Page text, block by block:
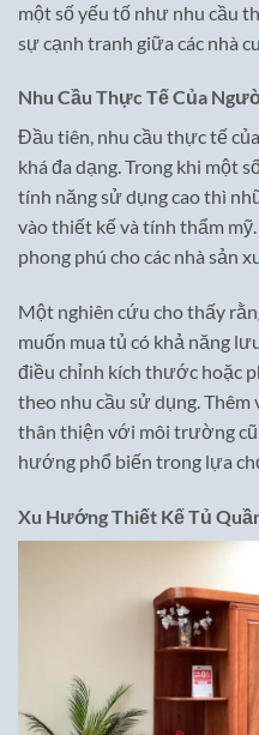
một số yếu tố như nhu cầu
sự cạnh tranh giữa các nhà
Nhu Cầu Thực Tế Của
Đầu tiên, nhu cầu thực tế
khá đa dạng. Trong khi một
tính năng sử dụng cao thì
vào thiết kế và tính thẩm
phong phú cho các nhà sản
Một nghiên cứu cho thấy
muốn mua tủ có khả năng
điều chỉnh kích thước hoặc
theo nhu cầu sử dụng.
thân thiện với môi trường
hướng phổ biến trong lựa
Xu Hướng Thiết Kế Tủ